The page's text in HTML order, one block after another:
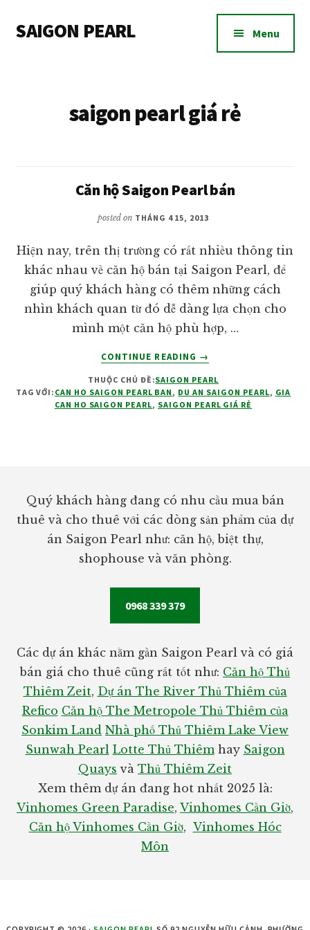
main
footer
menu
SAIGON PEARL
cho
thuê
Menu
saigon pearl giá rẻ
Căn hộ Saigon Pearl bán
posted on THÁNG 4 15, 2013
Hiện nay, trên thị trường có rất nhiều thông tin
khác nhau về căn hộ bán tại Saigon Pearl, để
giúp quý khách hàng có thêm những cách
nhìn khách quan từ đó dễ dàng lựa chọn cho
mình một căn hộ phù hợp, …
CONTINUE READING
VỀCĂN
SAIGON
PEARL
→
THUỘC CHỦ ĐỀ:SAIGON PEARL
TAG VỚI: CAN HO SAIGON PEARL BAN , DU AN SAIGON PEARL, GIA
CAN HO SAIGON PEARL, SAIGON PEARL GIÁ RẺ
Quý khách hàng đang có nhu cầu mua bán
thuê và cho thuê với các dòng sản phẩm của dự
án Saigon Pearl như: căn hộ, biệt thự,
shophouse và văn phòng.
0968 339 379
Các dự án khác nằm gần Saigon Pearl và có giá
bán giá cho thuê cũng rất tốt như: Căn hộ Thủ
Thiêm Zeit, Dự án The River Thủ Thiêm của
Refico Căn hộ The Metropole Thủ Thiêm của
Sonkim Land Nhà phố Thủ Thiêm Lake View
Sunwah Pearl Lotte Thủ Thiêm hay Saigon
Quays và Thủ Thiêm Zeit
Xem thêm dự án đang hot nhất 2025 là:
Vinhomes Green Paradise, Vinhomes Cần Giờ,
Căn hộ Vinhomes Cần Giờ, Vinhomes Hóc
Môn